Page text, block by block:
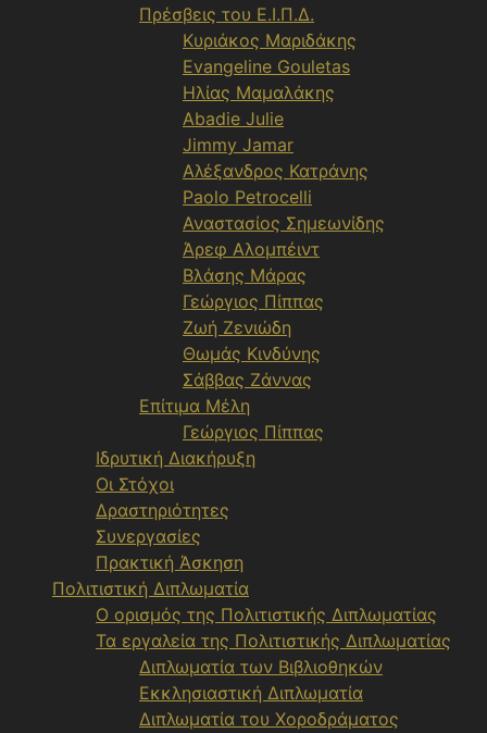
Πρέσβεις του Ε.Ι.Π.Δ.
Κυριάκος Μαριδάκης
Evangeline Gouletas
Ηλίας Μαμαλάκης
Abadie Julie
Jimmy Jamar
Αλέξανδρος Κατράνης
Paolo Petrocelli
Αναστασίος Σημεωνίδης
Άρεφ Αλομπέιντ
Βλάσης Μάρας
Γεώργιος Πίππας
Ζωή Ζενιώδη
Θωμάς Κινδύνης
Σάββας Ζάννας
Επίτιμα Μέλη
Γεώργιος Πίππας
Ιδρυτική Διακήρυξη
Οι Στόχοι
Δραστηριότητες
Συνεργασίες
Πρακτική Άσκηση
Πολιτιστική Διπλωματία
Ο ορισμός της Πολιτιστικής Διπλωματίας
Τα εργαλεία της Πολιτιστικής Διπλωματίας
Διπλωματία των Βιβλιοθηκών
Εκκλησιαστική Διπλωματία
Διπλωματία του Χοροδράματος